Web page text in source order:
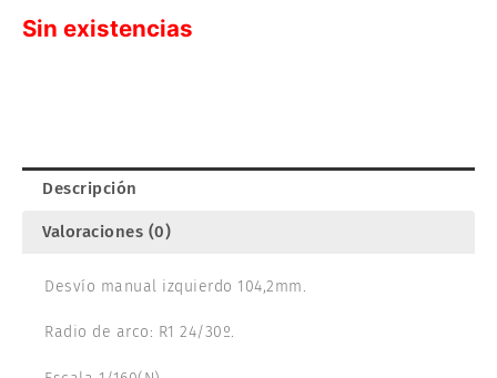
Sin existencias
Descripción
Valoraciones (0)
Desvío manual izquierdo 104,2mm.
Radio de arco: R1 24/30º.